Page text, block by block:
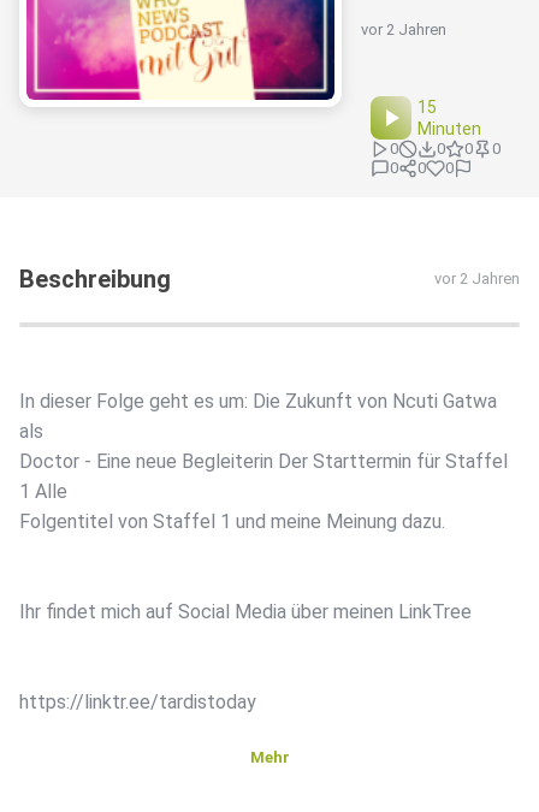
vor 2 Jahren
15
Minuten
0 0 0
0
0
0 0
Beschreibung vor 2 Jahren
In dieser Folge geht es um: Die Zukunft von Ncuti Gatwa
als
Doctor - Eine neue Begleiterin Der Starttermin für Staffel
1 Alle
Folgentitel von Staffel 1 und meine Meinung dazu.
Ihr findet mich auf ⁠⁠⁠⁠⁠⁠⁠⁠⁠Social Media über meinen LinkTree
https://linktr.ee/tardistoday
Mehr